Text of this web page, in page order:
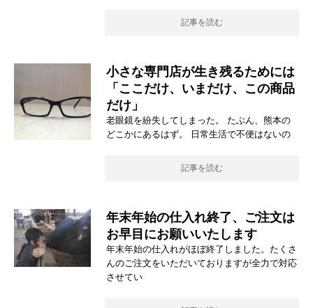
記事を読む
小さな専門店が生き残るためには
「ここだけ、いまだけ、この商品
だけ」
老眼鏡を紛失してしまった。 たぶん、熊本の
どこかにあるはず。 日常生活で不便はないの
記事を読む
年末年始の仕入れ終了、ご注文は
お早目にお願いいたします
年末年始の仕入れがほぼ終了しました。たくさ
んのご注文をいただいておりますが全力で対応
させてい